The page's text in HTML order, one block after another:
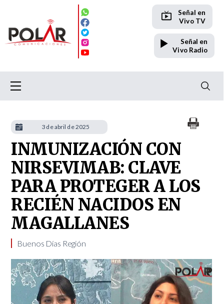
Señal en
Vivo TV
Señal en
Vivo Radio
INMUNIZACIÓN CON
NIRSEVIMAB: CLAVE
PARA PROTEGER A LOS
RECIÉN NACIDOS EN
MAGALLANES
​Buenos Días Región
3 de abril de 2025